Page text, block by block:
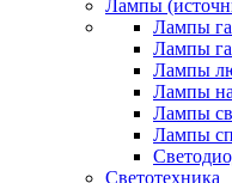
Лампы
Лампы
Лампы
Лампы
Лампы
Лампы
Лампы
Светотехника